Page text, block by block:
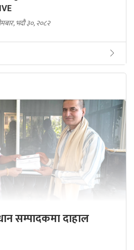
भदौ ३०, २०८२
सम्पादकमा दाहाल